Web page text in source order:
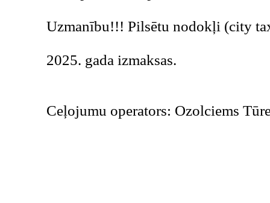
Uzmanību!!! Pilsētu nodokļi (city
2025. gada izmaksas.
Ceļojumu operators: Ozolciems